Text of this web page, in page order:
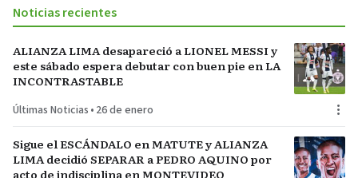
Noticias recientes
ALIANZA LIMA desapareció a LIONEL MESSI y
este sábado espera debutar con buen pie en LA
INCONTRASTABLE
Últimas Noticias • 26 de enero
Sigue el ESCÁNDALO en MATUTE y ALIANZA
LIMA decidió SEPARAR a PEDRO AQUINO por
acto de indisciplina en MONTEVIDEO